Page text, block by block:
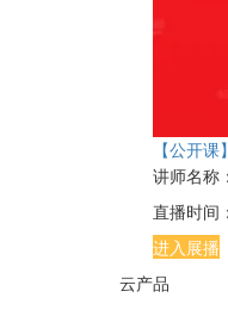
【公开
讲师名称：
直播时间：
进入展播
云产品